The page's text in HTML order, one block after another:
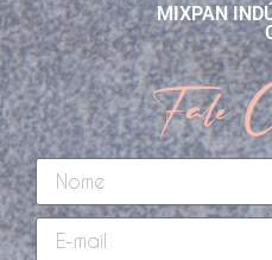
MIXPAN
Fale